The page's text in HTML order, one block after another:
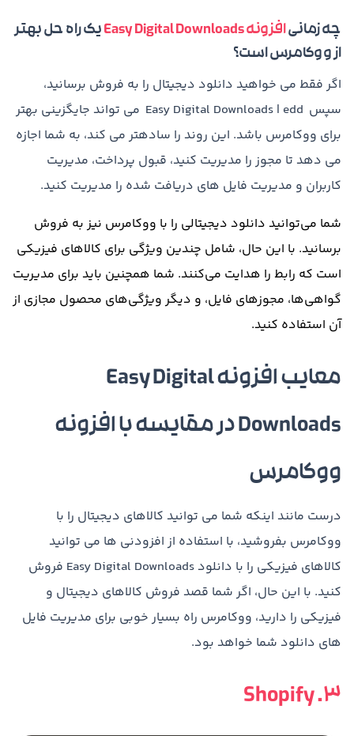
چه زمانیافزونه Easy Digital Downloads
یک راه حل بهتر
از ووکامرس است؟
اگر فقط می خواهید دانلود دیجیتال را به فروش برسانید،
سپس Easy Digital Downloads | edd می تواند جایگزینی بهتر
برای ووکامرس باشد. این روند را سادهتر می کند، به شما اجازه
می دهد تا مجوز را مدیریت کنید، قبول پرداخت، مدیریت
کاربران و مدیریت فایل های دریافت شده را مدیریت کنید.
شما می‌توانید دانلود دیجیتالی را با ووکامرس نیز به فروش
برسانید. با این حال، شامل چندین ویژگی برای کالاهای فیزیکی
است که رابط را هدایت می‌کنند. شما همچنین باید برای مدیریت
گواهی‌ها، مجوزهای فایل، و دیگر ویژگی‌های محصول مجازی از
آن استفاده کنید.
معایب افزونه Easy Digital
Downloads در مقایسه با افزونه
ووکامرس
درست مانند اینکه شما می توانید کالاهای دیجیتال را با
ووکامرس بفروشید، با استفاده از افزودنی ها می توانید
کالاهای فیزیکی را با دانلود Easy Digital Downloads فروش
کنید. با این حال، اگر شما قصد فروش کالاهای دیجیتال و
فیزیکی را دارید، ووکامرس راه بسیار خوبی برای مدیریت فایل
های دانلود شما خواهد بود.
3. Shopify